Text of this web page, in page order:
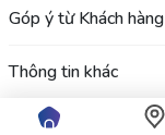
Thông tin khác
Góp ý từ Khách hàng